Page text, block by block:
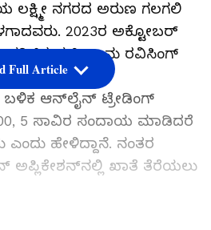
ನಗರದ ಅರುಣ ಗಲಗಲಿ
2023ರ ಅಕ್ಟೋಬರ್
ವ್ಯಕ್ತಿ, ತಾನು ರವಿಸಿಂಗ್
ಎಂದು
ಆನ್‌ಲೈನ್ ಟ್ರೇಡಿಂಗ್
₹5 ಸಾವಿರ ಸಂದಾಯ ಮಾಡಿದರೆ
ಹೇಳಿದ್ದಾನೆ. ನಂತರ
ಖಾತೆ ತೆರೆಯಲು
Full Article